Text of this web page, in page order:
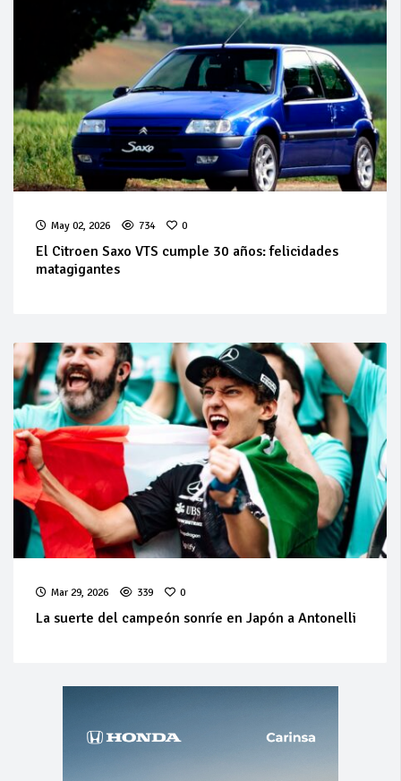
May 02, 2026 734 0
El Citroen Saxo VTS cumple 30 años: felicidades
matagigantes
Mar 29, 2026 339 0
La suerte del campeón sonríe en Japón a Antonelli